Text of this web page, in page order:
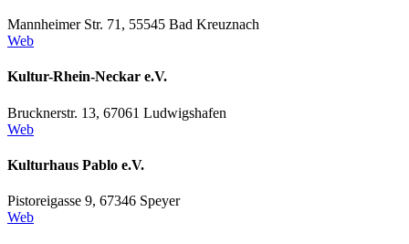
Mannheimer Str. 71, 55545 Bad Kreuznach
Web
Kultur-Rhein-Neckar e.V.
Brucknerstr. 13, 67061 Ludwigshafen
Web
Kulturhaus Pablo e.V.
Pistoreigasse 9, 67346 Speyer
Web